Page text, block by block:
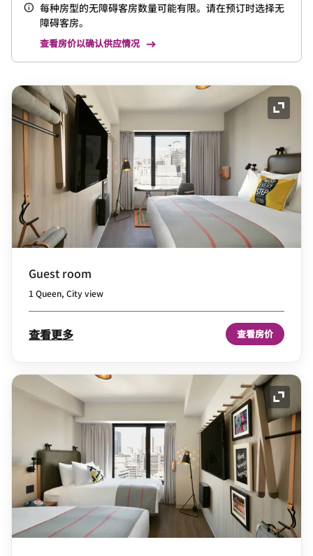
每种房型的无障碍客房数量可能有限。请在预订时选择无
障碍客房。
查看房价以确认供应情况
展开
Guest room
1 Queen, City view
查看更多 查看房价
展开